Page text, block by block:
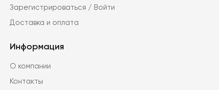
Зарегистрироваться / Войти
Доставка и оплата
Информация
О компании
Контакты